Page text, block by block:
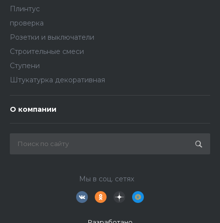
Плинтус
проверка
Розетки и выключатели
Строительные смеси
Ступени
Штукатурка декоративная
О компании
Мы в соц. сетях